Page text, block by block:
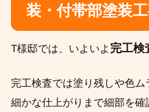
装・付帯部塗装
T様邸では、いよいよ 完工検
完工検査では塗り残しや色
細かな仕上がりまで細部を確